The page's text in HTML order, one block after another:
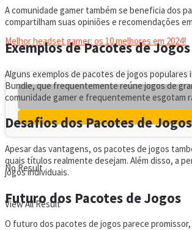
HEADSET
Melhor headset gamer: os 10 melhores em 2024!
No Result
View All Result
A comunidade gamer também se beneficia dos
compartilham suas opiniões e recomendações
Exemplos de Pacotes de
Alguns exemplos de pacotes de jogos
Bundle, que frequentemente reúne jogos de
comunidade gamer e frequentemente esgotam
Desafios dos Pacotes de Jogos
Apesar das vantagens, os pacotes de jogos
quais títulos realmente desejam. Além disso, a
jogos individuais.
Futuro dos Pacotes de Jogos
O futuro dos pacotes de jogos parece